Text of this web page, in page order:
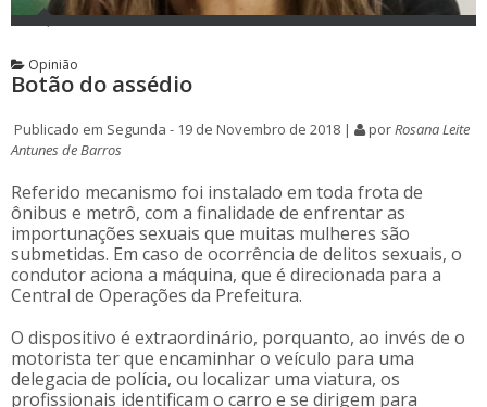
Opinião
Botão do assédio
Publicado em Segunda - 19 de Novembro de 2018 | porRosana Leite
Antunes de Barros
Referido mecanismo foi instalado em toda frota de
ônibus e metrô, com a finalidade de enfrentar as
importunações sexuais que muitas mulheres são
submetidas. Em caso de ocorrência de delitos sexuais, o
condutor aciona a máquina, que é direcionada para a
Central de Operações da Prefeitura.
O dispositivo é extraordinário, porquanto, ao invés de o
motorista ter que encaminhar o veículo para uma
delegacia de polícia, ou localizar uma viatura, os
profissionais identificam o carro e se dirigem para